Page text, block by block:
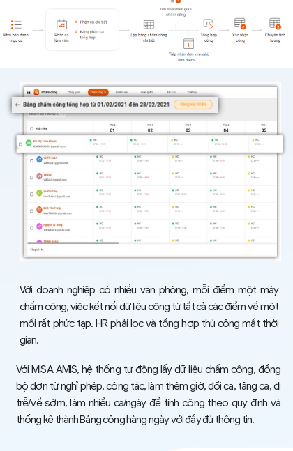
Với doanh nghiệp có nhiều văn phòng, mỗi điểm một máy
chấm công, việc kết nối dữ liệu công từ tất cả các điểm về một
mối rất phức tạp. HR phải lọc và tổng hợp thủ công mất thời
gian.
Với MISA AMIS, hệ thống tự động lấy dữ liệu chấm công, đồng
bộ đơn từ nghỉ phép, công tác, làm thêm giờ, đổi ca, tăng ca, đi
trễ/về sớm, làm nhiều ca/ngày để tính công theo quy định và
thống kê thành Bảng công hàng ngày với đầy đủ thông tin.